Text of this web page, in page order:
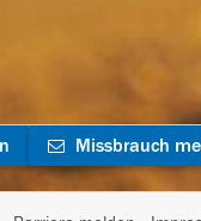
Missbrauch